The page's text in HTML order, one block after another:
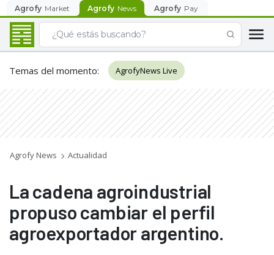
Agrofy Market Agrofy News Agrofy Pay
Temas del momento: AgrofyNews Live
Agrofy News Actualidad
La cadena agroindustrial
propuso cambiar el perfil
agroexportador argentino.